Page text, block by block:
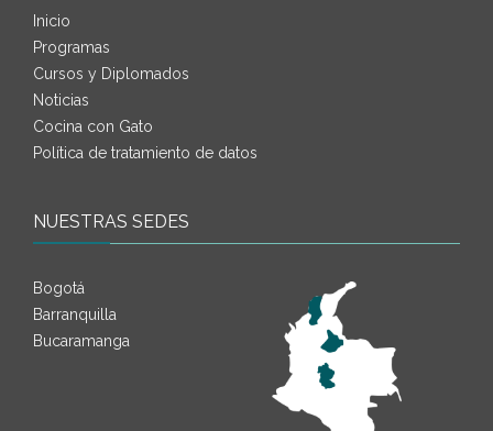
Inicio
Programas
Cursos y Diplomados
Noticias
Cocina con Gato
Política de tratamiento de datos
NUESTRAS SEDES
Bogotá
Barranquilla
Bucaramanga